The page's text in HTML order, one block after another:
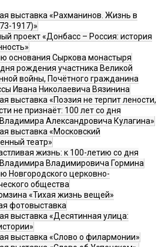
выставка «Рахманинов. Жизнь в
1917)»
проект «Донбасс – Россия: история
основания Сыркова монастыря
рождения участника Великой
войны, Почётного гражданина
Ивана Николаевича Вязинина
выставка «Поэзия не терпит лености,
не признаёт: 100 лет со дня
Александровича Кулагина»
выставка «Московский
театр»
жизнь: к 100-летию со дня
Владимировича Гормина
Новгородского церковно-
общества
«Тихая жизнь вещей»
фотовыставка
выставка «Десятинная улица:
выставка «Слово о филармонии»